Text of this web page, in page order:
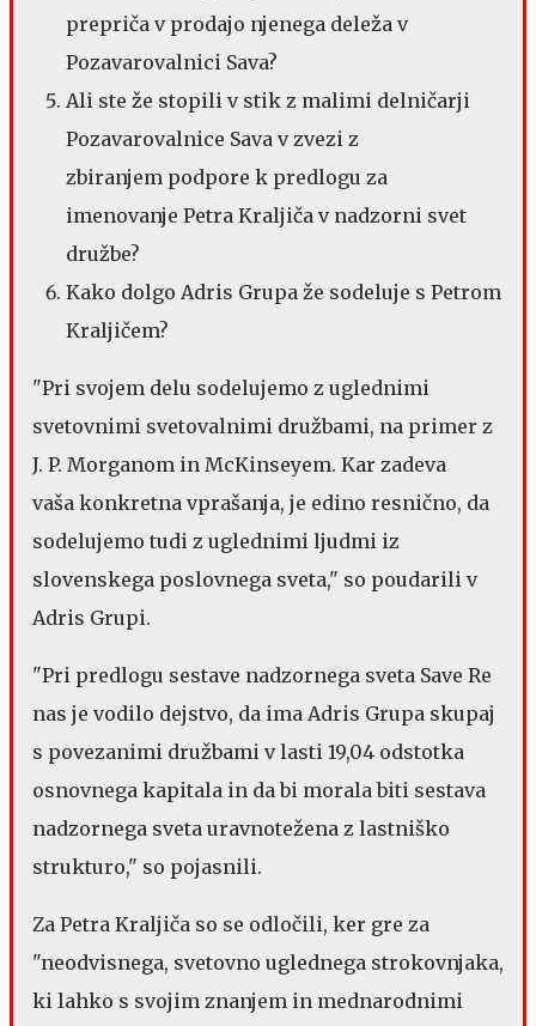
prepriča v prodajo njenega deleža v
Pozavarovalnici Sava?
Ali ste že stopili v stik z malimi delničarji
Pozavarovalnice Sava v zvezi z
zbiranjem podpore k predlogu za
imenovanje Petra Kraljiča v nadzorni svet
družbe?
Kako dolgo Adris Grupa že sodeluje s Petrom
Kraljičem?
"Pri svojem delu sodelujemo z uglednimi
svetovnimi svetovalnimi družbami, na primer z
J. P. Morganom in McKinseyem. Kar zadeva
vaša konkretna vprašanja, je edino resnično, da
sodelujemo tudi z uglednimi ljudmi iz
slovenskega poslovnega sveta," so poudarili v
Adris Grupi.
"Pri predlogu sestave nadzornega sveta Save Re
nas je vodilo dejstvo, da ima Adris Grupa skupaj
s povezanimi družbami v lasti 19,04 odstotka
osnovnega kapitala in da bi morala biti sestava
nadzornega sveta uravnotežena z lastniško
strukturo," so pojasnili.
Za Petra Kraljiča so se odločili, ker gre za
"neodvisnega, svetovno uglednega strokovnjaka,
ki lahko s svojim znanjem in mednarodnimi